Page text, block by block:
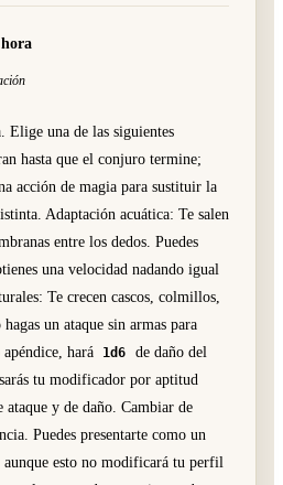
una de las siguientes
hasta que el conjuro termine;
acción de magia para sustituir la
Adaptación acuática: Te salen
entre los dedos. Puedes
una velocidad nadando igual
Te crecen cascos, colmillos,
un ataque sin armas para
hará
1d6
de daño del
tu modificador por aptitud
ataque y de daño. Cambiar de
Puedes presentarte como un
aunque esto no modificará tu perfil